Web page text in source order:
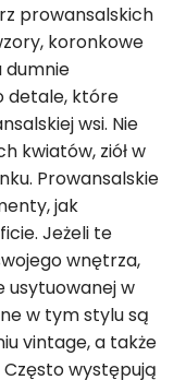
prowansalskich
koronkowe
dumnie
detale, które
wsi. Nie
kwiatów, ziół w
Prowansalskie
jak
Jeżeli te
wnętrza,
usytuowanej w
w tym stylu są
vintage, a także
występują